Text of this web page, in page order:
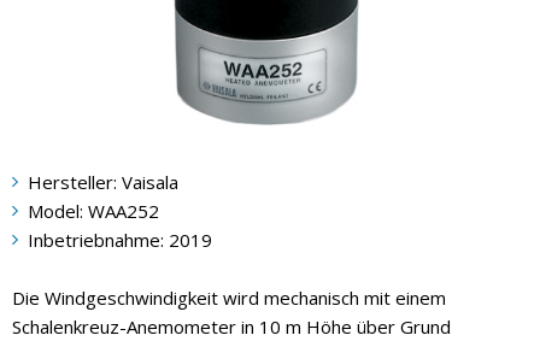
Hersteller: Vaisala
Model: WAA252
Inbetriebnahme: 2019
Die Windgeschwindigkeit wird mechanisch mit einem
Schalenkreuz-Anemometer in 10 m Höhe über Grund